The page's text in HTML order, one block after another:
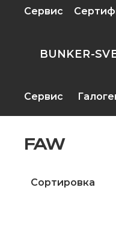
Сервис
BUNKER-
Сервис
FAW